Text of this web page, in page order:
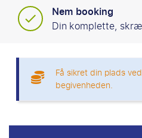
Nem booking
Din komplette,
Få sikret din plads
begivenheden.